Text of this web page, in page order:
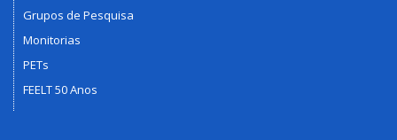
Grupos de Pesquisa
Monitorias
PETs
FEELT 50 Anos